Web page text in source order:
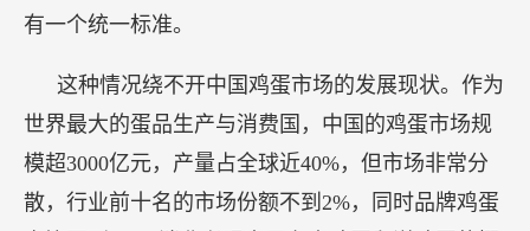
有一个统一标准。
这种情况绕不开中国鸡蛋市场的发展现状。作为
世界最大的蛋品生产与消费国，中国的鸡蛋市场规
模超3000亿元，产量占全球近40%，但市场非常分
散，行业前十名的市场份额不到2%，同时品牌鸡蛋